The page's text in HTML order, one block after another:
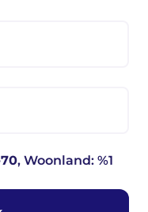
, Woonland: %1